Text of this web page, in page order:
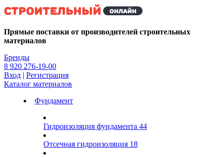
Kg
Прямые поставки от производителей строительных
материалов
Бренды
8 920 276-19-00
Вход | Регистрация
Каталог материалов
Фундамент
Гидроизоляция фундамента 44
Отсечная гидроизоляция 18